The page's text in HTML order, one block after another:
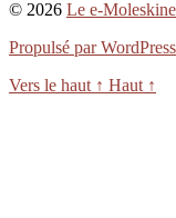
© 2026 Le e-
Propulsé par WordPress
Vers le haut ↑ Haut ↑